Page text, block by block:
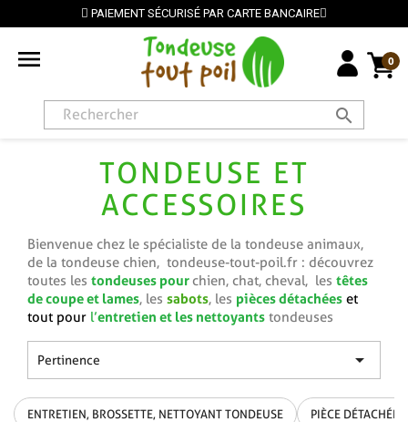
PAIEMENT SÉCURISÉ PAR CARTE BANCAIRE
 0
search
TONDEUSE ET
ACCESSOIRES
Bienvenue chez le spécialiste de la tondeuse animaux,
de la tondeuse chien, tondeuse-tout-poil.fr : découvrez
toutes les tondeuses pourchien, chat, cheval, les têtes
de coupe et lames, les sabots, les pièces détachées et
tout pour l’entretien et les nettoyants tondeuses
Pertinence 
ENTRETIEN, BROSSETTE, NETTOYANT TONDEUSE PIÈCE DÉTACHÉE